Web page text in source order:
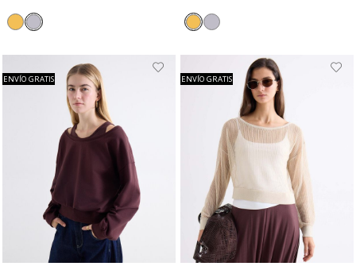
ENVÍO GRATIS ENVÍO GRATIS